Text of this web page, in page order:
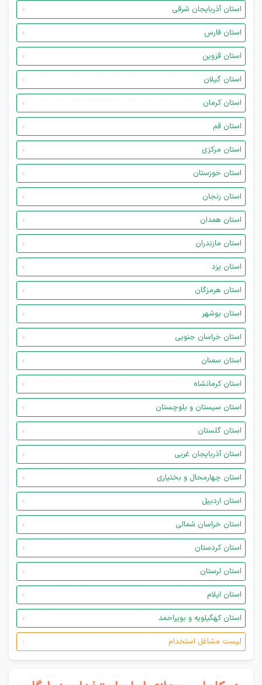
استان آذربایجان شرقی
استان فارس
استان قزوین
استان گیلان
استان کرمان
استان قم
استان مرکزی
استان خوزستان
استان زنجان
استان همدان
استان مازندران
استان یزد
استان هرمزگان
استان بوشهر
استان خراسان جنوبی
استان سمنان
استان کرمانشاه
استان سیستان و بلوچستان
استان گلستان
استان آذربایجان غربی
استان چهارمحال و بختیاری
استان اردبیل
استان خراسان شمالی
استان کردستان
استان لرستان
استان ایلام
استان کهگیلویه و بویراحمد
لیست مشاغل استخدام